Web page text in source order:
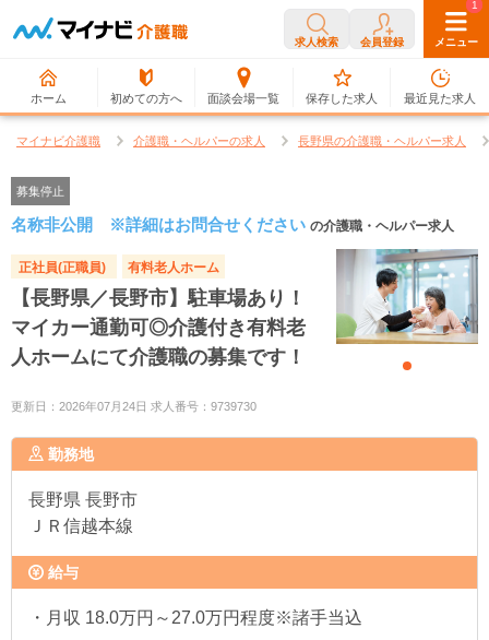
求人検索 会員登録 メニュー
ホーム 初めての方へ 面談会場一覧
0
保存した求人
1
最近見た求人
マイナビ介護職 介護職・ヘルパーの求人 長野県の介護職・ヘルパー求人
募集停止
名称非公開 ※詳細はお問合せください の介護職・ヘルパー求人
正社員(正職員) 有料老人ホーム
【長野県／長野市】駐車場あり！
マイカー通勤可◎介護付き有料老
人ホームにて介護職の募集です！
更新日：2026年07月24日 求人番号：9739730
勤務地
長野県 長野市
ＪＲ信越本線
給与
・月収 18.0万円～27.0万円程度※諸手当込